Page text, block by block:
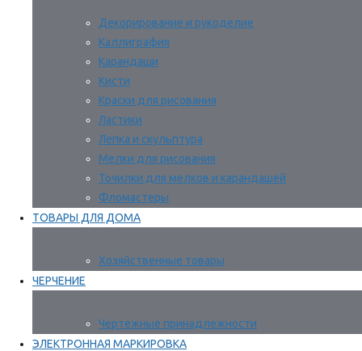
Декорирование и рукоделие
Каллиграфия
Карандаши
Кисти
Краски для рисования
Ластики
Лепка и скульптура
Мелки для рисования
Точилки для мелков и карандашей
Фломастеры
ТОВАРЫ ДЛЯ ДОМА
Хозяйственные товары
ЧЕРЧЕНИЕ
Чертежные принадлежности
ЭЛЕКТРОННАЯ МАРКИРОВКА